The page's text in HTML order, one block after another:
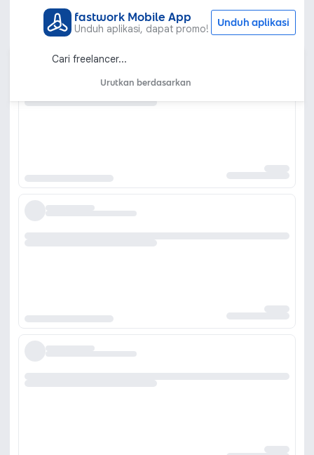
fastwork Mobile App
Unduh aplikasi, dapat promo! Unduh aplikasi
Urutkan berdasarkan